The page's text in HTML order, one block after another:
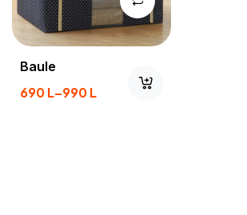
Baule
690L–990L